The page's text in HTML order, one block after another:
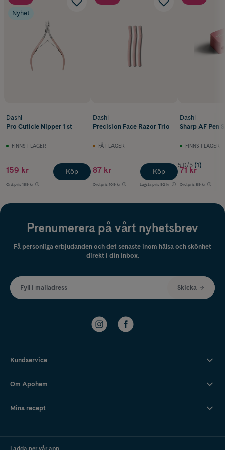
Nyhet
Dashl
Pro Cuticle Nipper 1 st
FINNS I LAGER
159 kr
Ord.pris 199 kr
Köp
Dashl
Precision Face Razor Trio
FÅ I LAGER
87 kr
Ord.pris 109 kr Lägsta pris 92 kr
Köp
Dashl
Sharp AF Pen
FINNS I LAGER
5.0/5 (1)
71 kr
Ord.pris 89 kr
Prenumerera på vårt nyhetsbrev
Få personliga erbjudanden och det senaste inom hälsa och skönhet
direkt i din inbox.
Fyll i mailadress Skicka
Kundservice
Om Apohem
Mina recept